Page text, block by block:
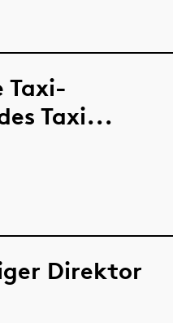
Taxi-
Taxi...
Direktor